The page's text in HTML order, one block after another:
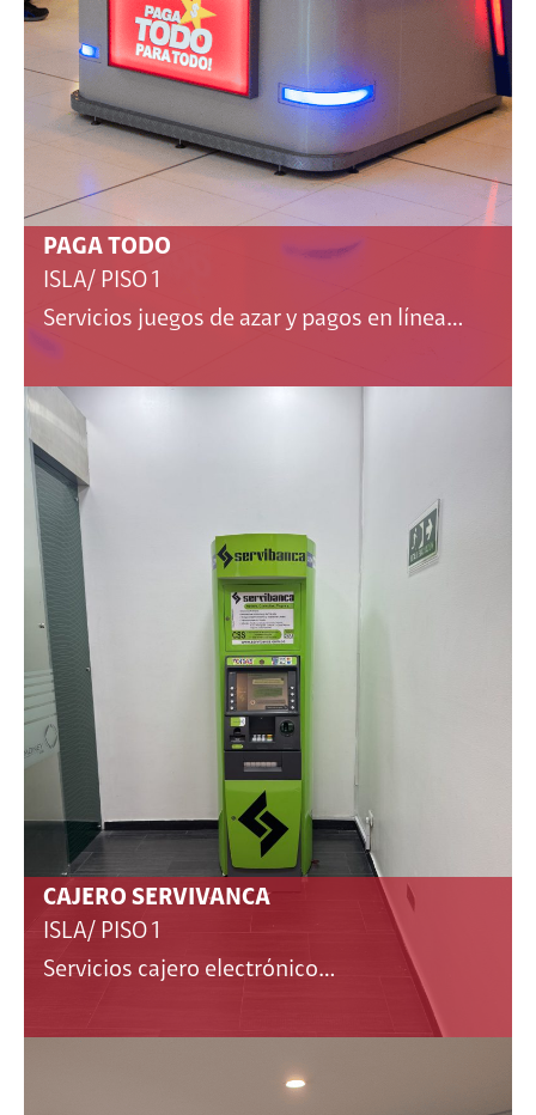
PAGA TODO
ISLA/ PISO 1
Servicios juegos de azar y pagos en línea…
CAJERO SERVIVANCA
ISLA/ PISO 1
Servicios cajero electrónico…